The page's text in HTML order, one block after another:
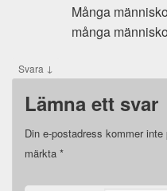
Många
många
Svara ↓
Lämna ett svar
Din e-postadress kommer inte
märkta *